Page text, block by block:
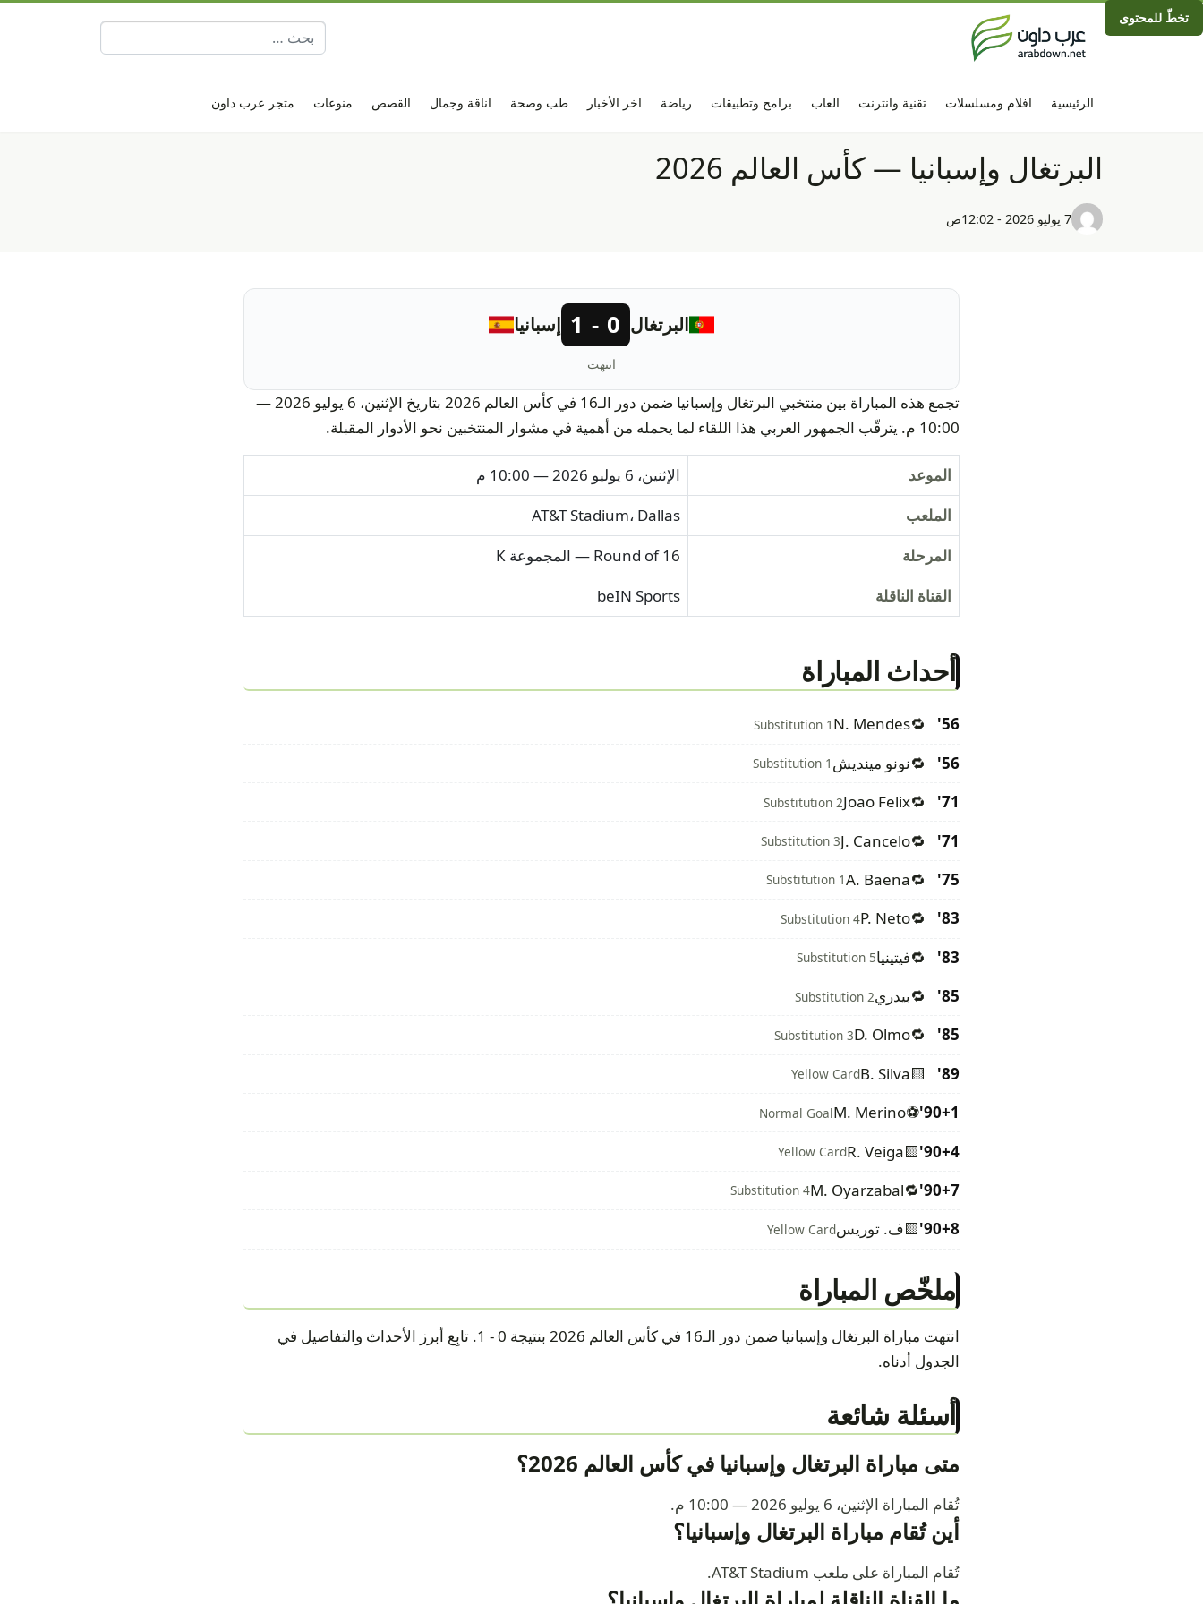
تخطّ للمحتوى
البحث عن:
الرئيسية افلام ومسلسلات تقنية وانترنت العاب برامج وتطبيقات رياضة اخر الأخبار طب وصحة اناقة وجمال القصص منوعات متجر عرب داون
البرتغال وإسبانيا — كأس العالم 2026
7 يوليو 2026 - 12:02ص
البرتغال 0 - 1 إسبانيا
انتهت
تجمع هذه المباراة بين منتخبي البرتغال وإسبانيا ضمن دور الـ16 في كأس العالم 2026 بتاريخ الإثنين، 6 يوليو 2026 —
10:00 م. يترقّب الجمهور العربي هذا اللقاء لما يحمله من أهمية في مشوار المنتخبين نحو الأدوار المقبلة.
الموعد
الإثنين، 6 يوليو 2026 — 10:00 م
الملعب
AT&T Stadium، Dallas
المرحلة
Round of 16 — المجموعة K
القناة الناقلة
beIN Sports
أحداث المباراة
56'
🔁
N. Mendes
Substitution 1
56'
🔁نونو مينديش Substitution 1
71'
🔁
Joao Felix
Substitution 2
71'
🔁
J. Cancelo
Substitution 3
75'
🔁
A. Baena
Substitution 1
83'
🔁
P. Neto
Substitution 4
83'
🔁فيتينياSubstitution 5
85'
🔁بيدريSubstitution 2
85'
🔁
D. Olmo
Substitution 3
89'
🟨
B. Silva
Yellow Card
90+1'
⚽
M. Merino
Normal Goal
90+4'
🟨
R. Veiga
Yellow Card
90+7'
🔁
M. Oyarzabal
Substitution 4
90+8'
🟨ف. توريسYellow Card
ملخّص المباراة
انتهت مباراة البرتغال وإسبانيا ضمن دور الـ16 في كأس العالم 2026 بنتيجة 0 - 1. تابِع أبرز الأحداث والتفاصيل في
الجدول أدناه.
أسئلة شائعة
متى مباراة البرتغال وإسبانيا في كأس العالم 2026؟
تُقام المباراة الإثنين، 6 يوليو 2026 — 10:00 م.
أين تُقام مباراة البرتغال وإسبانيا؟
تُقام المباراة على ملعب AT&T Stadium.